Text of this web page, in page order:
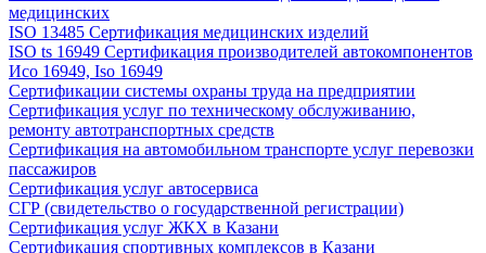
медицинских
ISO 13485 Сертификация медицинских изделий
ISO ts 16949 Сертификация производителей автокомпонентов
Исо 16949, Iso 16949
Сертификации системы охраны труда на предприятии
Сертификация услуг по техническому обслуживанию,
ремонту автотранспортных средств
Сертификация на автомобильном транспорте услуг перевозки
пассажиров
Сертификация услуг автосервиса
СГР (свидетельство о государственной регистрации)
Сертификация услуг ЖКХ в Казани
Сертификация спортивных комплексов в Казани